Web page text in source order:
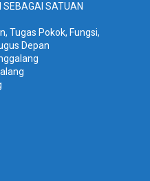
SEBAGAI SATUAN
Tugas Pokok, Fungsi,
Depan